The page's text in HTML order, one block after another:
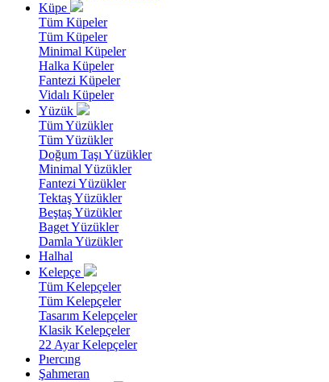
Küpe
Tüm Küpeler
Tüm Küpeler
Minimal Küpeler
Halka Küpeler
Fantezi Küpeler
Vidalı Küpeler
Yüzük
Tüm Yüzükler
Tüm Yüzükler
Doğum Taşı Yüzükler
Minimal Yüzükler
Fantezi Yüzükler
Tektaş Yüzükler
Beştaş Yüzükler
Baget Yüzükler
Damla Yüzükler
Halhal
Kelepçe
Tüm Kelepçeler
Tüm Kelepçeler
Tasarım Kelepçeler
Klasik Kelepçeler
22 Ayar Kelepçeler
Pıercıng
Şahmeran